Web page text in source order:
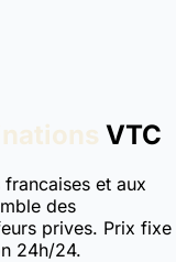
VTC
et aux
des
prives. Prix fixe
24h/24.